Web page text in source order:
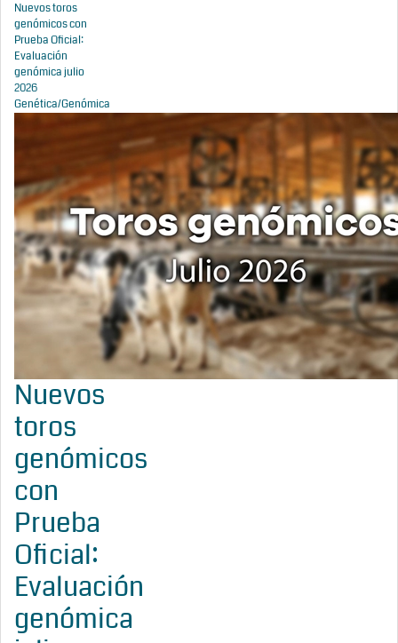
Nuevos toros
genómicos con
Prueba Oficial:
Evaluación
genómica julio
2026
Genética/Genómica
Nuevos
toros
genómicos
con
Prueba
Oficial:
Evaluación
genómica